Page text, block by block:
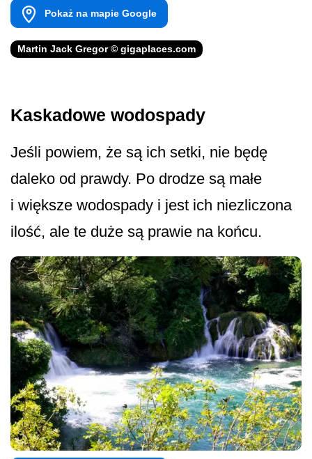
Pokaż na mapie Google
Martin Jack Gregor © gigaplaces.com
Kaskadowe wodospady
Jeśli powiem, że są ich setki, nie będę
daleko od prawdy. Po drodze są małe
i większe wodospady i jest ich niezliczona
ilość, ale te duże są prawie na końcu.